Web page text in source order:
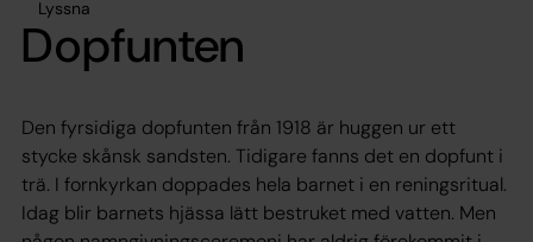
Lyssna
Dopfunten
Den fyrsidiga dopfunten från 1918 är huggen ur ett
stycke skånsk sandsten. Tidigare fanns det en dopfunt i
trä. I fornkyrkan doppades hela barnet i en reningsritual.
Idag blir barnets hjässa lätt bestruket med vatten. Men